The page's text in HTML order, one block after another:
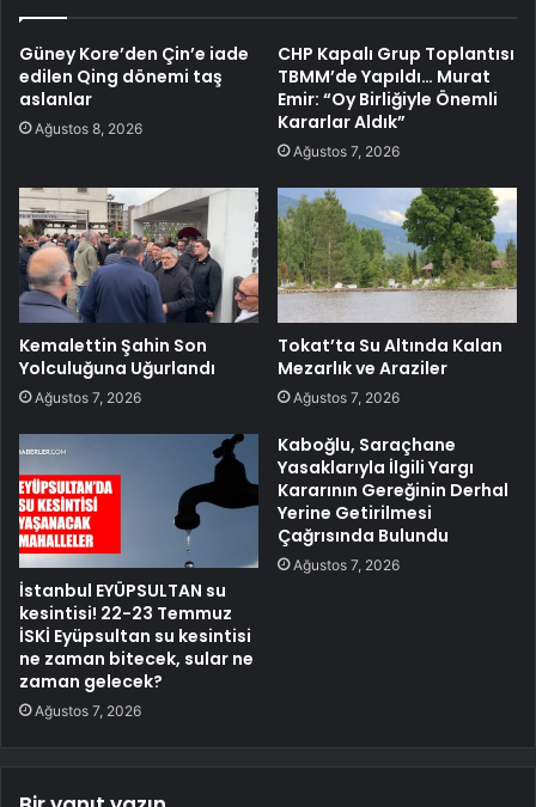
Güney Kore’den Çin’e iade
edilen Qing dönemi taş
aslanlar
Ağustos 8, 2026
CHP Kapalı Grup Toplantısı
TBMM’de Yapıldı… Murat
Emir: “Oy Birliğiyle Önemli
Kararlar Aldık”
Ağustos 7, 2026
Kemalettin Şahin Son
Yolculuğuna Uğurlandı
Ağustos 7, 2026
Tokat’ta Su Altında Kalan
Mezarlık ve Araziler
Ağustos 7, 2026
İstanbul EYÜPSULTAN su
kesintisi! 22-23 Temmuz
İSKİ Eyüpsultan su kesintisi
ne zaman bitecek, sular ne
zaman gelecek?
Ağustos 7, 2026
Kaboğlu, Saraçhane
Yasaklarıyla İlgili Yargı
Kararının Gereğinin Derhal
Yerine Getirilmesi
Çağrısında Bulundu
Ağustos 7, 2026